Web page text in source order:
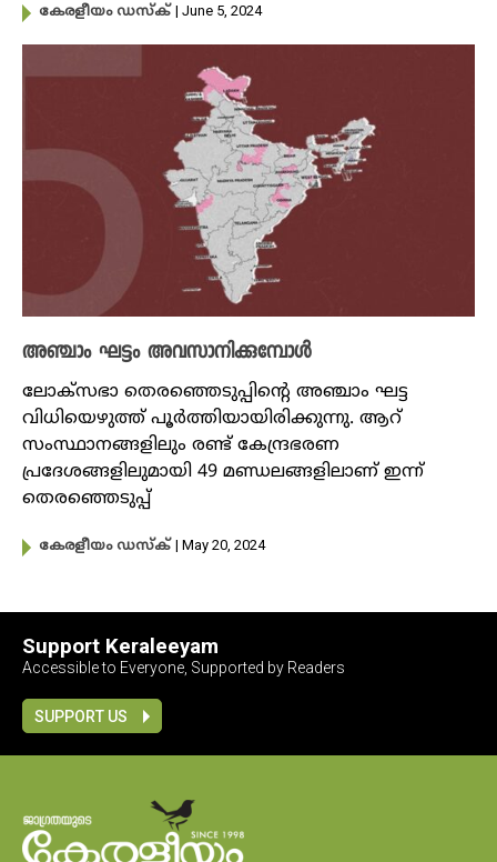
കേരളീയം ഡസ്ക് | June 5, 2024
അഞ്ചാം ഘട്ടം അവസാനിക്കുമ്പോൾ
ലോക്സഭാ തെരഞ്ഞെടുപ്പിന്റെ അഞ്ചാം ഘട്ട
വിധിയെഴുത്ത് പൂർത്തിയായിരിക്കുന്നു. ആറ്
സംസ്ഥാനങ്ങളിലും രണ്ട് കേന്ദ്രഭരണ
പ്രദേശങ്ങളിലുമായി 49 മണ്ഡലങ്ങളിലാണ് ഇന്ന്
തെരഞ്ഞെടുപ്പ്
കേരളീയം ഡസ്ക് | May 20, 2024
Support Keraleeyam
Accessible to Everyone, Supported by Readers
SUPPORT US